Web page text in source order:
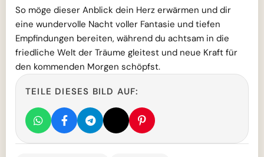
So möge dieser Anblick dein Herz erwärmen und dir
eine wundervolle Nacht voller Fantasie und tiefen
Empfindungen bereiten, während du achtsam in die
friedliche Welt der Träume gleitest und neue Kraft für
den kommenden Morgen schöpfst.
TEILE DIESES BILD AUF: